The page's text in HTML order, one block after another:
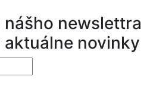
nášho newslettra
novinky